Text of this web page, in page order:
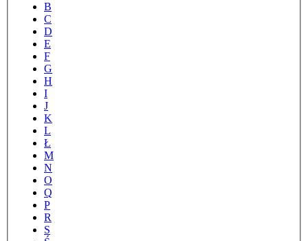
B
C
D
E
F
G
H
I
J
K
L
Ł
M
N
O
Q
P
R
S